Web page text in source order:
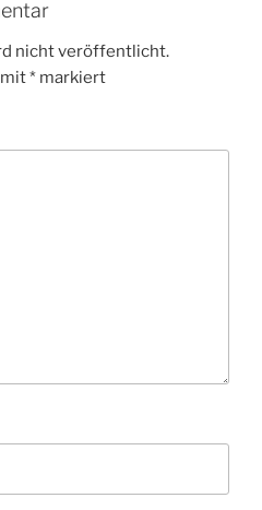
nicht veröffentlicht.
* markiert